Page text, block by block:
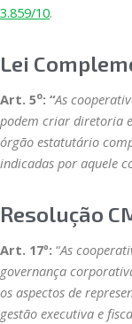
3.859/10.
Lei
Art. 5o: “As
podem criar diretoria
órgão estatutário
indicadas por aquele
Resolução
Art. 17º: “As
governança
os aspectos de
gestão executiva e